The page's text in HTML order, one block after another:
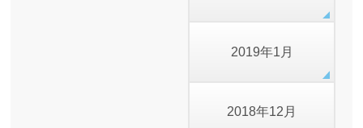
2019年1月
2018年12月